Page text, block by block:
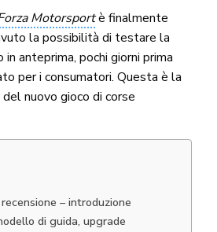
Motorsportè finalmente
la possibilità di testare la
anteprima, pochi giorni prima
per i consumatori. Questa è la
del nuovo gioco di corse
– introduzione
di guida, upgrade